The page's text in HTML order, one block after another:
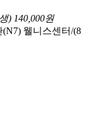
) 140,000원
웰니스센터/(8